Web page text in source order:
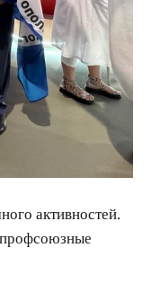
активностей.